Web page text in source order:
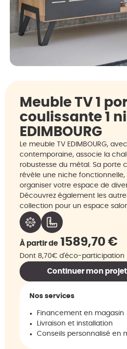
Meuble TV 1
coulissante 1
EDIMBOURG
Le meuble TV EDIMBOURG,
contemporaine, associe la
robustesse du métal. Sa porte
révèle une niche
organiser votre espace de
Découvrez également les
collection pour un espace
À partir de 1589,70 €
Dont 8,70€ d'éco-participation
Continuer mon
Nos services
Financement en magasin
Livraison et installation
Conseils personnalisé en